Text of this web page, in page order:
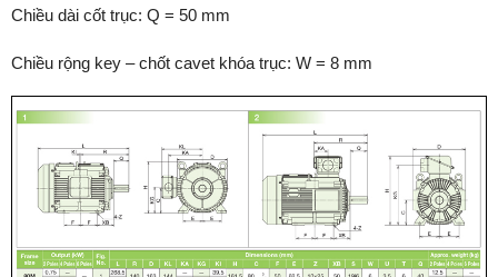
Chiều dài cốt trục: Q = 50 mm
Chiều rộng key – chốt cavet khóa trục: W = 8 mm